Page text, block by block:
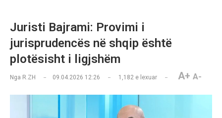
Juristi Bajrami: Provimi i
jurisprudencës në shqip është
plotësisht i ligjshëm
Nga R.ZH 09.04.2026 12:26 1,182 e lexuar A+ A-